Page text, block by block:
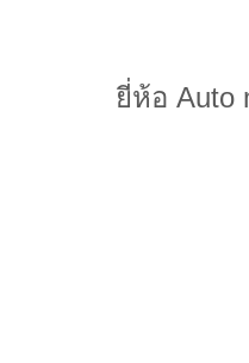
ยี่ห้อ Auto mac